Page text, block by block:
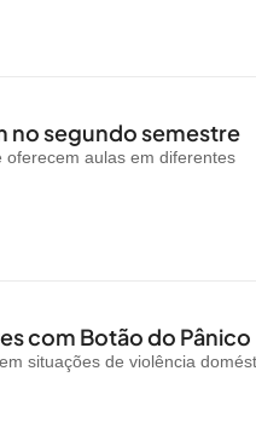
no segundo semestre
aulas em diferentes
com Botão do Pânico
situações de violência